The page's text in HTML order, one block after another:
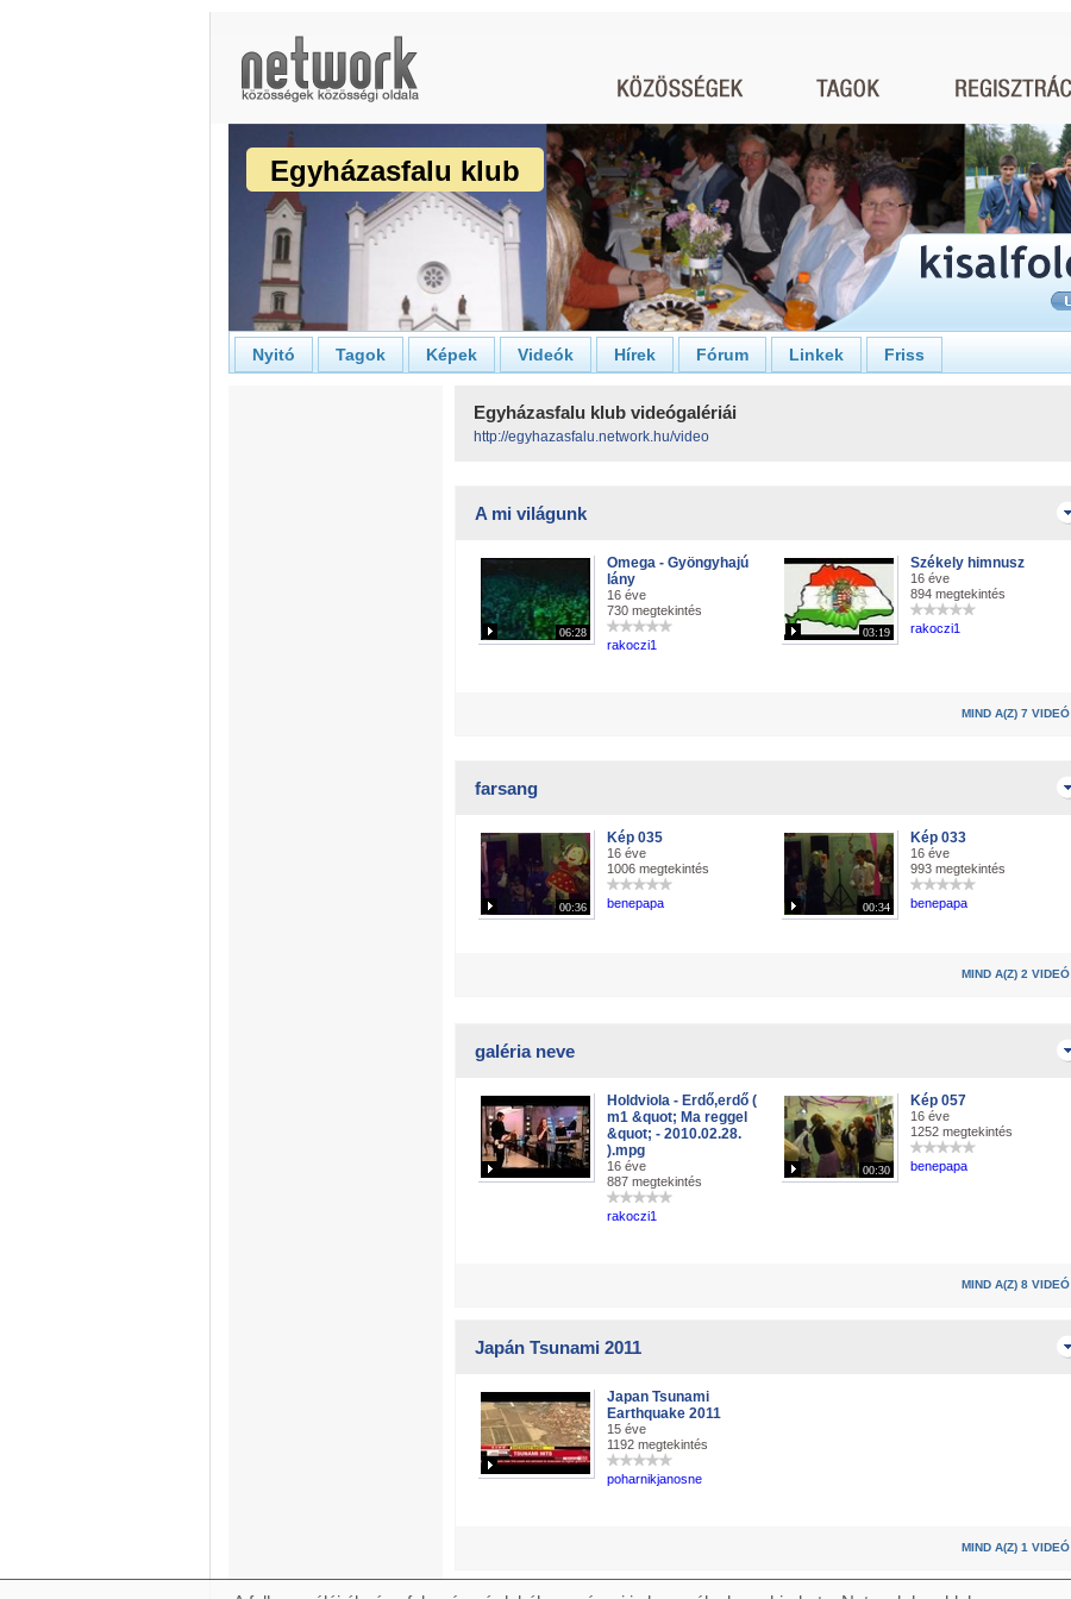
Egyházasfalu klub
Nyitó Tagok Képek Videók Hírek Fórum Linkek Friss
Egyházasfalu klub videógalériái
http://egyhazasfalu.network.hu/video
A mi világunk
06:28
Omega - Gyöngyhajú
lány
16 éve
730 megtekintés
rakoczi1
03:19
Székely himnusz
16 éve
894 megtekintés
rakoczi1
MIND A(Z) 7 VIDEÓ
farsang
00:36
Kép 035
16 éve
1006 megtekintés
benepapa 00:34
Kép 033
16 éve
993 megtekintés
benepapa
MIND A(Z) 2 VIDEÓ
galéria neve
Holdviola - Erdő,erdő (
m1 &quot; Ma reggel
&quot; - 2010.02.28.
).mpg
16 éve
887 megtekintés
rakoczi1
00:30
Kép 057
16 éve
1252 megtekintés
benepapa
MIND A(Z) 8 VIDEÓ
Japán Tsunami 2011
Japan Tsunami
Earthquake 2011
15 éve
1192 megtekintés
poharnikjanosne
MIND A(Z) 1 VIDEÓ